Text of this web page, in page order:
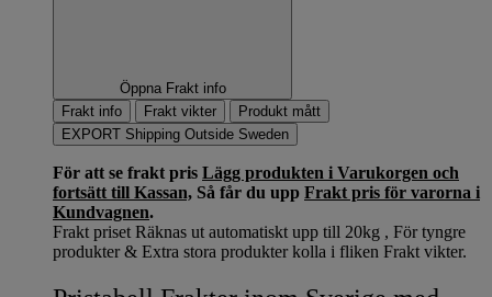
Öppna Frakt info
Frakt info
Frakt vikter
Produkt mått
EXPORT Shipping Outside Sweden
För att se frakt pris Lägg produkten i Varukorgen och
fortsätt till Kassan, Så får du upp Frakt pris för varorna i
Kundvagnen.
Frakt priset Räknas ut automatiskt upp till 20kg , För tyngre
produkter & Extra stora produkter kolla i fliken Frakt vikter.